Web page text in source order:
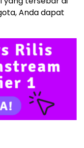
Anda dapat